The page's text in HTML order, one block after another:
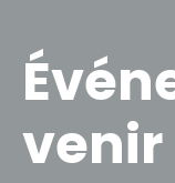
venir